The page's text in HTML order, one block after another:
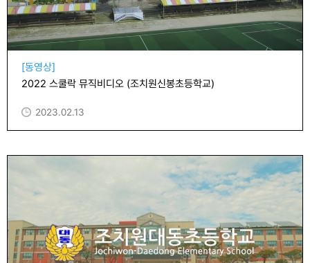
[동영상]
2022 스쿨락 뮤직비디오 (조치원신봉초등학교)
2023.02.13